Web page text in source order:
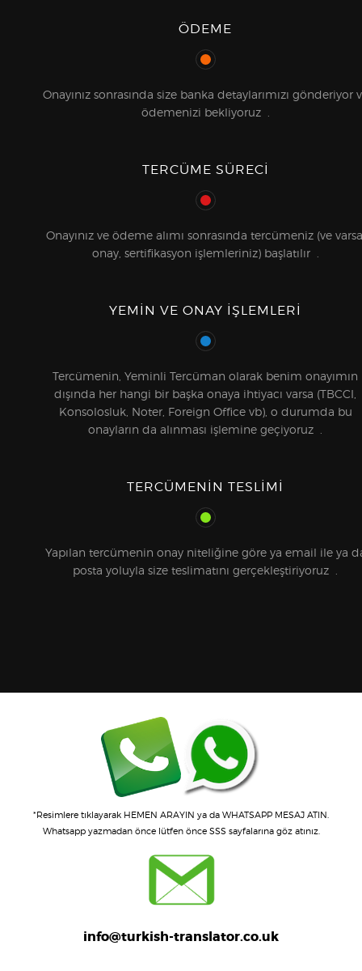
ÖDEME
Onayınız sonrasında size banka detaylarımızı gönderiyor
ödemenizi bekliyoruz .
TERCÜME SÜRECI
Onayınız ve ödeme alımı sonrasında tercümeniz (ve
onay, sertifikasyon işlemleriniz) başlatılır .
YEMIN VE ONAY IŞLEMLERI
Tercümenin, Yeminli Tercüman olarak benim onayımın
dışında her hangi bir başka onaya ihtiyacı varsa (TBCCI,
Konsolosluk, Noter, Foreign Office vb), o durumda bu
onayların da alınması işlemine geçiyoruz .
TERCÜMENIN TESLIMI
Yapılan tercümenin onay niteliğine göre ya email ile ya
posta yoluyla size teslimatını gerçekleştiriyoruz .
*Resimlere tıklayarak HEMEN ARAYIN ya da WHATSAPP MESAJ ATIN.
Whatsapp yazmadan önce lütfen önce SSS sayfalarına göz atınız.
info@turkish-translator.co.uk